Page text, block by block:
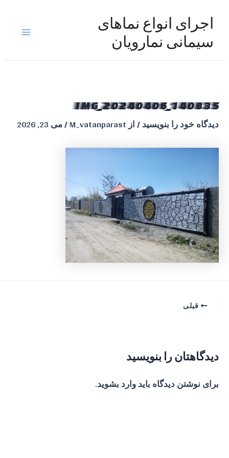
اجرای انواع نماهای
سیمانی نمارویان
Main
IMG_20240406_140835
دیدگاه‌ خود را بنویسید/ ازM_vatanparast
/می 23, 2026
پیمایشقبلی
دیدگاهتان را بنویسید
برای نوشتن دیدگاه بایدوارد بشوید.